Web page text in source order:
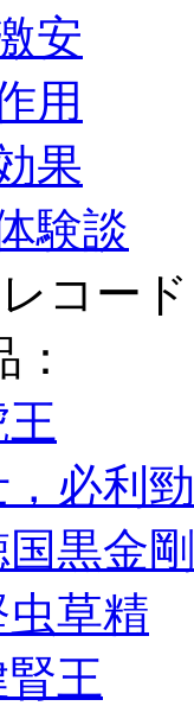
安
用
果
験談
レコード
，必利
黒金剛
草精
王